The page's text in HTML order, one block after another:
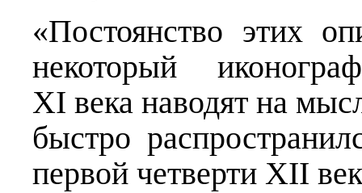
«Постоянство этих
некоторый
XI века наводят на
быстро
первой четверти XII